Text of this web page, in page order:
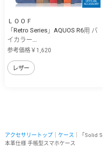
ＬＯＯＦ
「Retro Series」AQUOS R6用 バ
イカラー...
参考価格￥1,620
レザー
アクセサリートップ ケース ｜「Solid
本革仕様 手帳型スマホケース